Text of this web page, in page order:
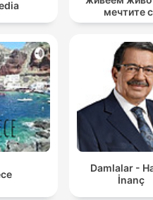
schwierigen oder aggressiven
мечтите
Damlalar -
İnanç